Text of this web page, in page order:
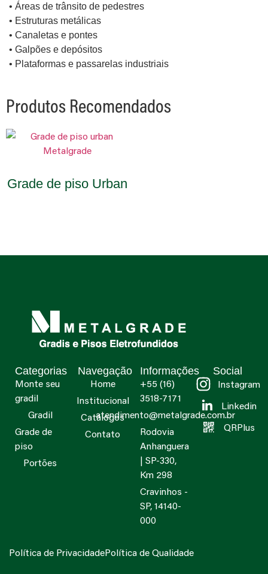
• Áreas de trânsito de pedestres
• Estruturas metálicas
• Canaletas e pontes
• Galpões e depósitos
• Plataformas e passarelas industriais
Produtos Recomendados
Grade de piso Urban
Categorias
Monte seu
gradil
Gradil
Grade de
piso
Portões
Navegação
Home
Institucional
Catálogos
Contato
Informações
+55 (16)
3518-7171
atendimento@metalgrade.com.br
Rodovia
Anhanguera
| SP-330,
Km 298
Cravinhos -
SP, 14140-
000
Social
Instagram
Linkedin
QRPlus
Política de PrivacidadePolítica de Qualidade